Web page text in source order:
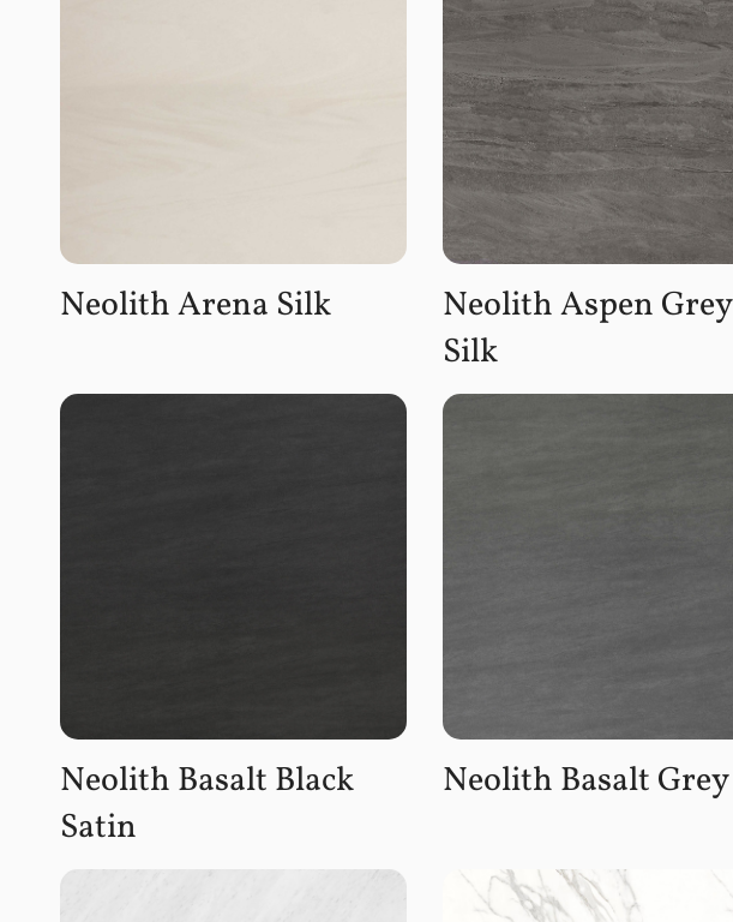
Neolith Arena Silk
Neolith Aspen Grey
Silk
Neolith Basalt Black
Satin
Neolith Basalt Grey